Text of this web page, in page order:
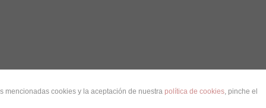
mencionadas cookies y la aceptación de nuestra política de cookies, pinche el